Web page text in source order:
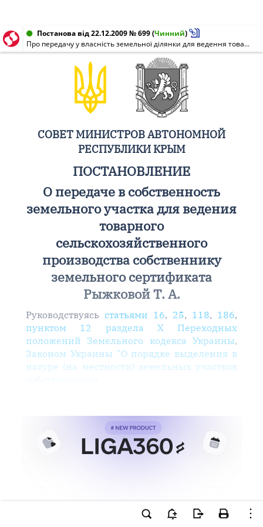
Постанова від 22.12.2009 № 699(Чинний)
Про передачу у власність земельної ділянки для ведення товарного сільськогосподарського виробництва власнику земельного сертифіката Рижковій Т. О.
СОВЕТ МИНИСТРОВ АВТОНОМНОЙ
РЕСПУБЛИКИ КРЫМ
ПОСТАНОВЛЕНИЕ
О передаче в собственность
земельного участка для ведения
товарного
сельскохозяйственного
производства собственнику
земельного сертификата
Рыжковой Т. А.
Руководствуясь статьями 16, 25, 118, 186,
пунктом 12 раздела X Переходных
положений Земельного кодекса Украины,
Законом Украины "О порядке выделения в
натуре (на местности) земельных участков
Ви намагаєтесь використати